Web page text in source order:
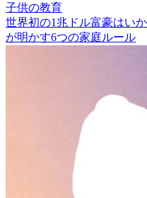
子供の教育
世界初の1兆ドル富豪はい
が明かす6つの家庭ルール